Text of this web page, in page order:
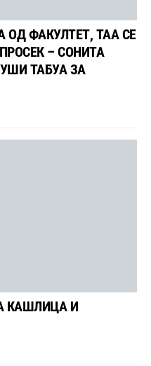
ОД ФАКУЛТЕТ, ТАА СЕ
– СОНИТА
ТАБУА ЗА
КАШЛИЦА И